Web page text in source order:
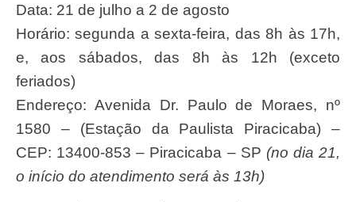
Data: 21 de julho a 2 de agosto
Horário: segunda a sexta-feira, das 8h às 17h,
e, aos sábados, das 8h às 12h (exceto
feriados)
Endereço: Avenida Dr. Paulo de Moraes, nº
1580 – (Estação da Paulista Piracicaba) –
CEP: 13400-853 – Piracicaba – SP (no dia 21,
o início do atendimento será às 13h)